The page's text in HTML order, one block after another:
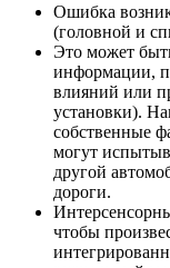
Ошибка
(головной и
Это может
информации,
влияний или
установки).
собственные
могут
другой
дороги.
чтобы